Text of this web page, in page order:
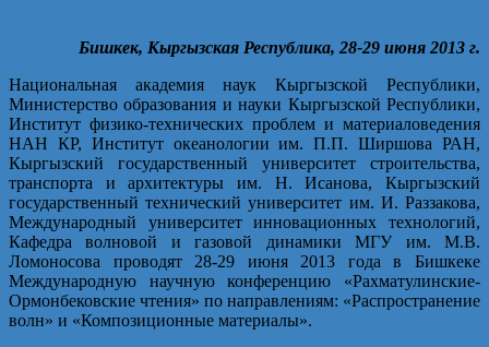
Бишкек, Кыргызская Республика, 28-29 июня 2013 г.
Национальная академия наук Кыргызской Республики,
Министерство образования и науки Кыргызской Республики,
Ин­ститут физико-технических проблем и материаловедения
НАН КР, Институт океанологии им. П.П. Ширшова РАН,
Кыргызский государственный университет строительства,
транспорта и архитектуры им. Н. Исанова, Кыргызский
государственный технический университет им. И. Раззакова,
Международный университет инновационных технологий,
Кафедра волновой и газовой динамики МГУ им. М.В.
Ломоносова проводят 28-29 июня 2013 года в Бишкеке
Международную научную конференцию «Рахматулинские-
Ормонбековские чтения» по направлениям: «Распространение
волн» и «Композиционные материалы».